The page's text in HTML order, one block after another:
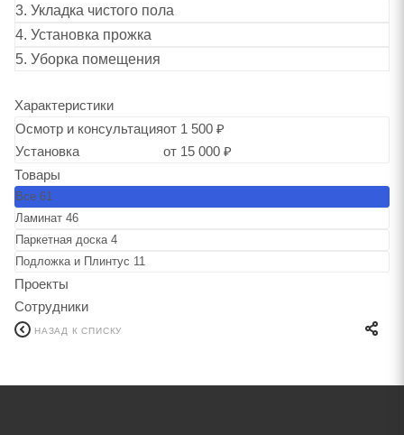
3. Укладка чистого пола
4. Установка прожка
5. Уборка помещения
Характеристики
Осмотр и консультацияот 1 500 ₽
Установка
от 15 000 ₽
Товары
Все 61
Ламинат 46
Паркетная доска 4
Подложка и Плинтус 11
Проекты
Сотрудники
НАЗАД К СПИСКУ